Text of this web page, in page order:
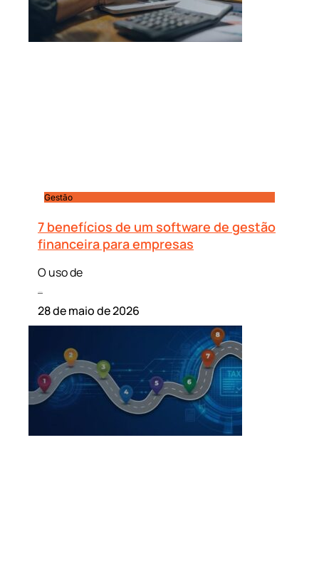
Gestão
7 benefícios de um software de gestão
financeira para empresas
O uso de
28 de maio de 2026